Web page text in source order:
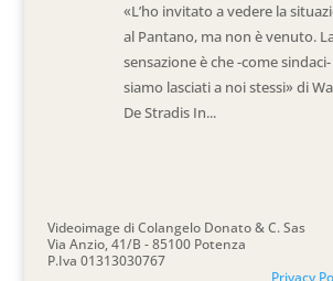
«L’ho invitato a vedere la
al Pantano, ma non è venuto.
sensazione è che -come sindaci-
siamo lasciati a noi stessi» di
De Stradis In...
Videoimage di Colangelo Donato & C. Sas
Via Anzio, 41/B - 85100 Potenza
P.Iva 01313030767
Privacy